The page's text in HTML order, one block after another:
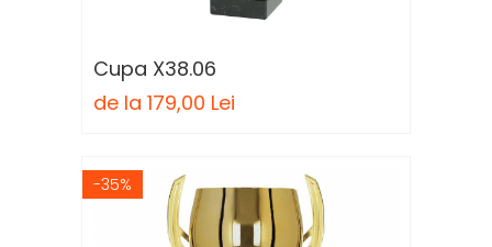
Cupa X38.06
de la 179,00 Lei
-35%